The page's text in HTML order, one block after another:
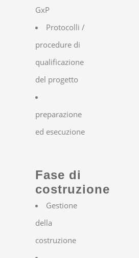
GxP
Protocolli /
procedure di
qualificazione
del progetto
preparazione
ed esecuzione
Fase di
costruzione
Gestione
della
costruzione